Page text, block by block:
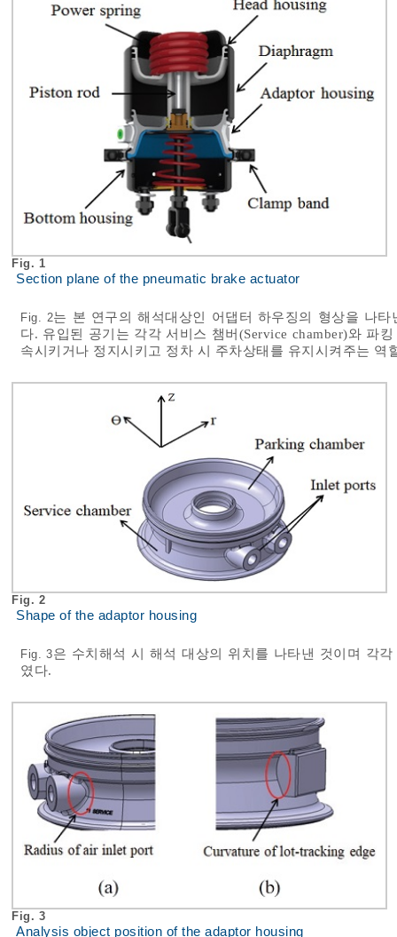
Fig. 1
Section plane of the pneumatic brake actuator
Fig. 2는 본 연구의 해석대상인 어댑터 하우징의 형상을 나
다. 유입된 공기는 각각 서비스 챔버(Service chamber)와 파
속시키거나 정지시키고 정차 시 주차상태를 유지시켜주는 역
Fig. 2
Shape of the adaptor housing
Fig. 3은 수치해석 시 해석 대상의 위치를 나타낸 것이며 각
였다.
Fig. 3
Analysis object position of the adaptor housing